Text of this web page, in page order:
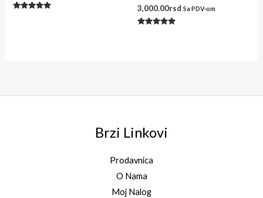
3,000.00rsd Sa PDV-om
Brzi Linkovi
Prodavnica
O Nama
Moj Nalog